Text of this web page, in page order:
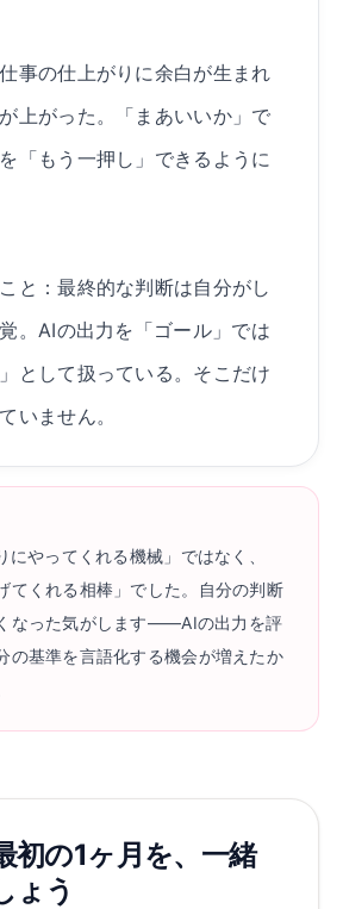
事の仕上がりに余白が生まれ
上がった。「まあいいか」で
「もう一押し」できるように
と：最終的な判断は自分がし
。AIの出力を「ゴール」では
として扱っている。そこだけ
いません。
にやってくれる機械」ではなく、
てくれる相棒」でした。自分の判断
なった気がします——AIの出力を評
の基準を言語化する機会が増えたか
初の1ヶ月を、一緒
ょう